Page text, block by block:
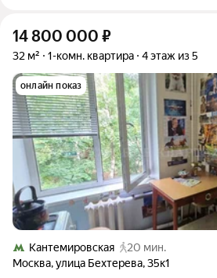
14 800 000 ₽
32 м² 1-комн. квартира 4 этаж из 5
онлайн показ
Кантемировская
20 мин.
Москва,улица Бехтерева,35к1